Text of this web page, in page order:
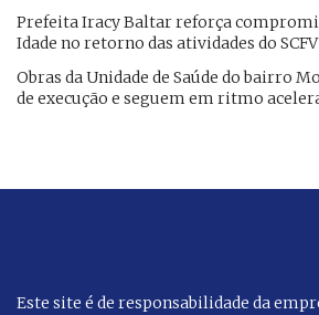
Prefeita Iracy Baltar reforça
Idade no retorno das atividades do SCFV
Obras da Unidade de Saúde do bairro
de execução e seguem em ritmo
Este site é de responsabilidade da